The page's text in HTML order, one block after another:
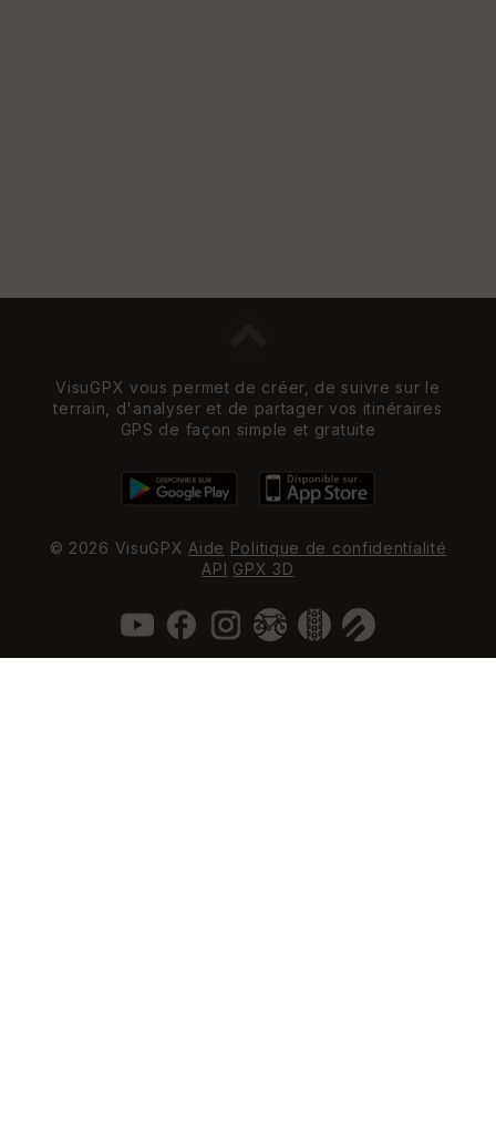
VisuGPX vous permet de créer, de suivre sur le
terrain, d'analyser et de partager vos itinéraires
GPS de façon simple et gratuite
© 2026 VisuGPX Aide Politique de confidentialité
API GPX 3D